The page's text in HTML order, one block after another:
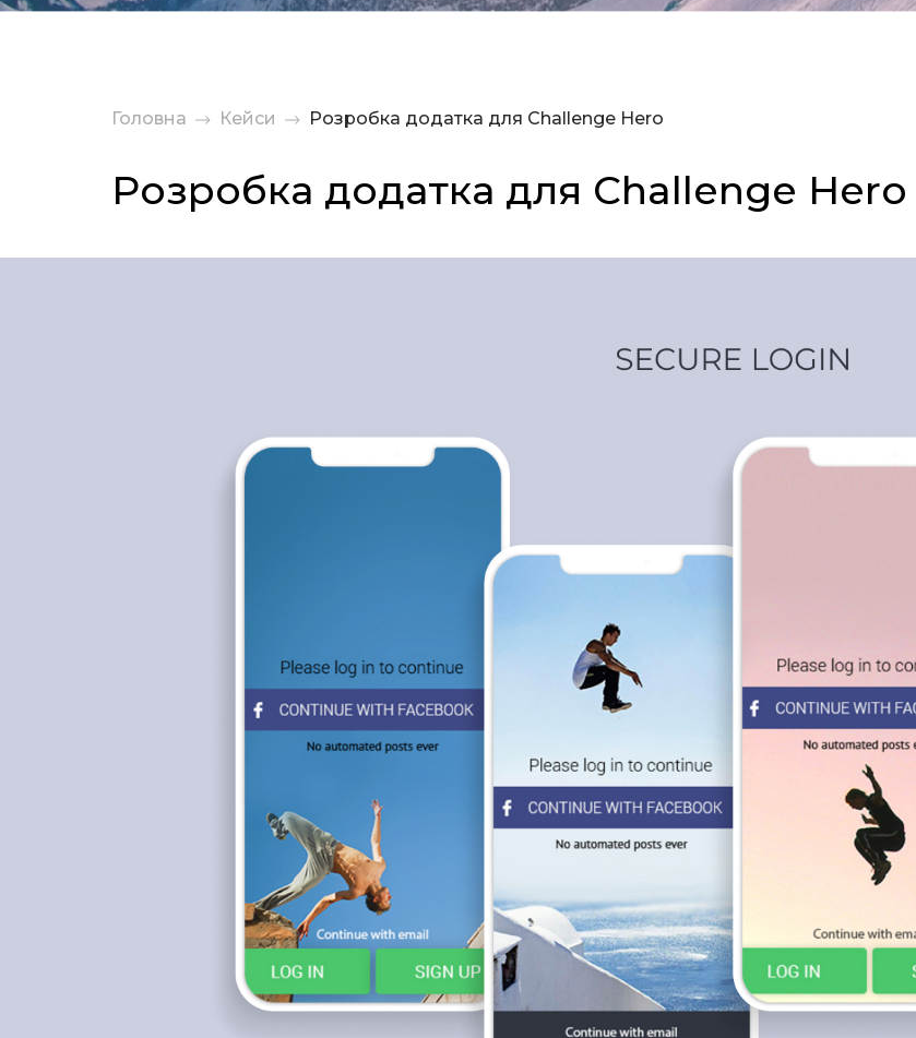
Головна Кейси Розробка додатка для Challenge Hero
Розробка додатка для Challenge Hero